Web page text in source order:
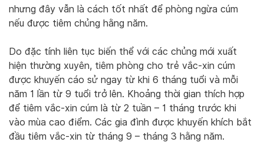
nhưng đây vẫn là cách tốt nhất để phòng ngừa cúm
nếu được tiêm chủng hằng năm.
Do đặc tính liên tục biến thể với các chủng mới xuất
hiện thường xuyên, tiêm phòng cho trẻ vắc-xin cúm
được khuyến cáo sử ngay từ khi 6 tháng tuổi và mỗi
năm 1 lần từ 9 tuổi trở lên. Khoảng thời gian thích hợp
để tiêm vắc-xin cúm là từ 2 tuần – 1 tháng trước khi
vào mùa cao điểm. Các gia đình được khuyến khích bắt
đầu tiêm vắc-xin từ tháng 9 – tháng 3 hằng năm.